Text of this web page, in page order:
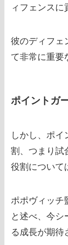
ィフェンスに
彼のディフェ
て非常に重要
ポイントガ
しかし、ポ
割、つまり試
役割について
ポポヴィッチ
と述べ、今シ
る成長が期待